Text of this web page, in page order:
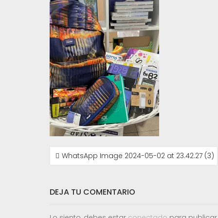
NAVEGACIÓN
DEWhatsApp Image 2024-05-02 at 23.42.27 (3)
DEJA TU COMENTARIO